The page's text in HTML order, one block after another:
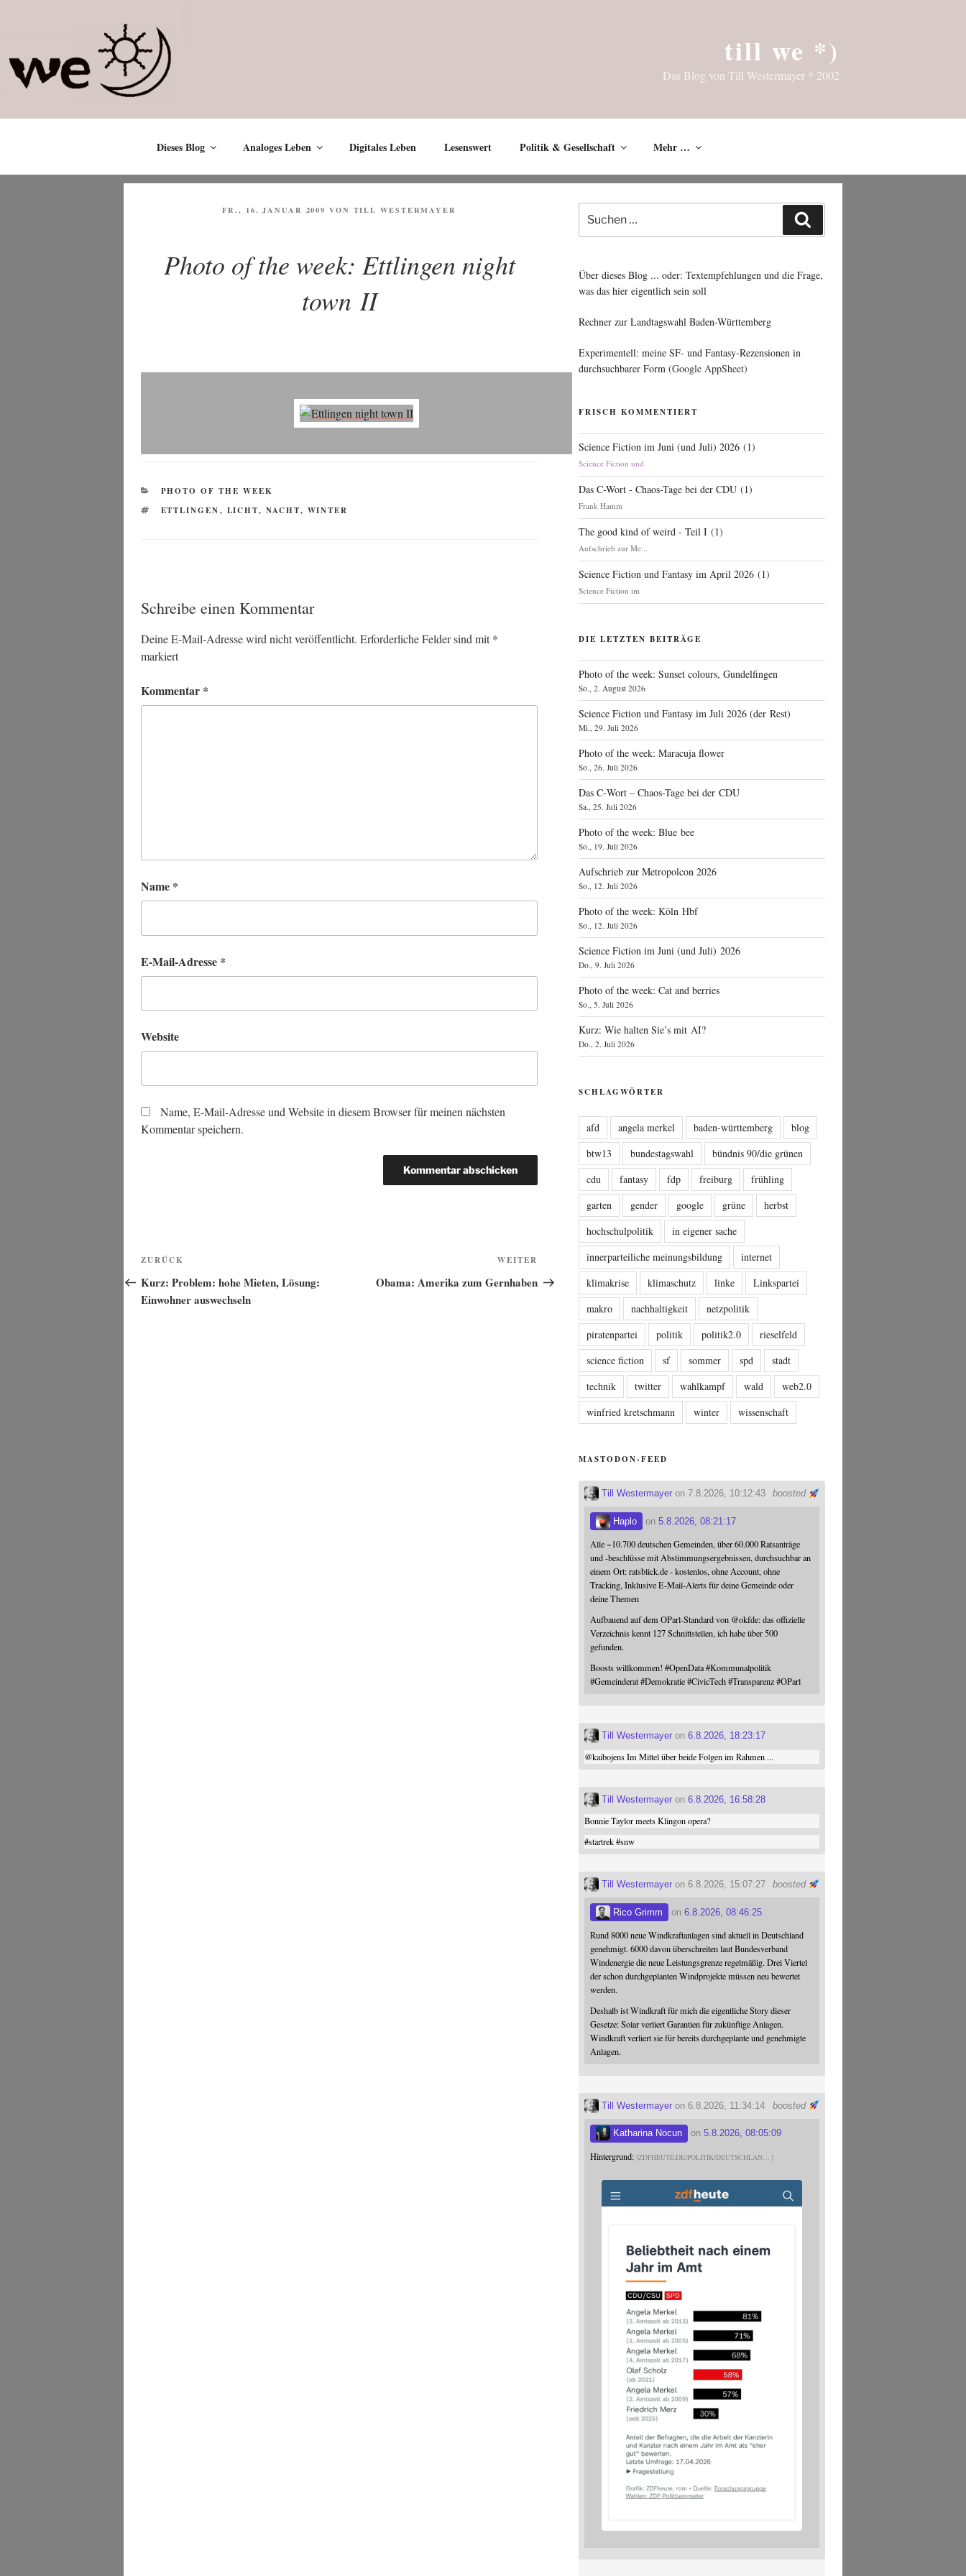
till we *)
Das Blog von Till Westermayer * 2002
Dieses Blog Analoges Leben Digitales Leben Lesenswert Politik & Gesellschaft Mehr …
VERÖFFENTLICHT
FR., 16. JANUAR 2009 VON TILL WESTERMAYER
Photo of the week: Ettlingen night
town II
KATEGORIEN
PHOTO OF THE WEEK
SCHLAGWÖRTER
ETTLINGEN, LICHT, NACHT, WINTER
Schreibe einen Kommentar
Deine E-Mail-Adresse wird nicht veröffentlicht. Erforderliche Felder sind mit*
markiert
Kommentar *
Name *
E-Mail-Adresse *
Website
Name, E-Mail-Adresse und Website in diesem Browser für meinen nächsten
Kommentar speichern.
Beitragsnavigation
Vorheriger
Beitrag
ZURÜCK
Kurz: Problem: hohe Mieten, Lösung:
Einwohner auswechseln
Beitrag
WEITER
Obama: Amerika zum Gernhaben
nach:
Über dieses Blog ... oder: Textempfehlungen und die Frage,
was das hier eigentlich sein soll
Rechner zur Landtagswahl Baden-Württemberg
Experimentell: meine SF- und Fantasy-Rezensionen in
durchsuchbarer Form (Google AppSheet)
FRISCH KOMMENTIERT
Science Fiction im Juni (und Juli) 2026 (1)
Science Fiction und
Das C-Wort - Chaos-Tage bei der CDU (1)
Frank Hamm
The good kind of weird - Teil I (1)
Aufschrieb zur Me...
Science Fiction und Fantasy im April 2026 (1)
Science Fiction im
DIE LETZTEN BEITRÄGE
Photo of the week: Sunset colours, Gundelfingen
So., 2. August 2026
Science Fiction und Fantasy im Juli 2026 (der Rest)
Mi., 29. Juli 2026
Photo of the week: Maracuja flower
So., 26. Juli 2026
Das C‑Wort – Chaos-Tage bei der CDU
Sa., 25. Juli 2026
Photo of the week: Blue bee
So., 19. Juli 2026
Aufschrieb zur Metropolcon 2026
So., 12. Juli 2026
Photo of the week: Köln Hbf
So., 12. Juli 2026
Science Fiction im Juni (und Juli) 2026
Do., 9. Juli 2026
Photo of the week: Cat and berries
So., 5. Juli 2026
Kurz: Wie halten Sie’s mit AI?
Do., 2. Juli 2026
SCHLAGWÖRTER
afd angela merkel baden-württemberg
blog
btw13
bundestagswahl
bündnis 90/die grünen
cdu
fantasy fdp freiburg
frühling
garten
gender google grüne
herbst
hochschulpolitik
in eigener sache
innerparteiliche meinungsbildung
internet
klimakrise
klimaschutz linke
Linkspartei
makro
nachhaltigkeit
netzpolitik
piratenpartei
politik politik2.0
rieselfeld
science fiction
sf sommer spd
stadt
technik
twitter wahlkampf wald
web2.0
winfried kretschmann
winter wissenschaft
MASTODON-FEED
boosted
Till Westermayer on 7.8.2026, 10:12:43
Haplo on5.8.2026, 08:21:17
Alle ~10.700 deutschen Gemeinden, über 60.000 Ratsanträge
und -beschlüsse mit Abstimmungsergebnissen, durchsuchbar an
einem Ort: ratsblick.de - kostenlos, ohne Account, ohne
Tracking, Inklusive E-Mail-Alerts für deine Gemeinde oder
deine Themen
Aufbauend auf dem OParl-Standard von @okfde: das offizielle
Verzeichnis kennt 127 Schnittstellen, ich habe über 500
gefunden.
Boosts willkommen!#OpenData #Kommunalpolitik
#Gemeinderat #Demokratie #CivicTech #Transparenz #OParl
Till Westermayer on6.8.2026, 18:23:17
@kaibojensIm Mittel über beide Folgen im Rahmen ...
Till Westermayer on6.8.2026, 16:58:28
Bonnie Taylor meets Klingon opera?
#startrek #snw
boosted
Till Westermayer on 6.8.2026, 15:07:27
Rico Grimm on6.8.2026, 08:46:25
Rund 8000 neue Windkraftanlagen sind aktuell in Deutschland
genehmigt. 6000 davon überschreiten laut Bundesverband
Windenergie die neue Leistungsgrenze regelmäßig. Drei Viertel
der schon durchgeplanten Windprojekte müssen neu bewertet
werden.
Deshalb ist Windkraft für mich die eigentliche Story dieser
Gesetze: Solar verliert Garantien für zukünftige Anlagen.
Windkraft verliert sie für bereits durchgeplante und genehmigte
Anlagen.
boosted
Till Westermayer on 6.8.2026, 11:34:14
Katharina Nocun on5.8.2026, 08:05:09
Hintergrund: ZDFHEUTE.DE/POLITIK/DEUTSCHLAN